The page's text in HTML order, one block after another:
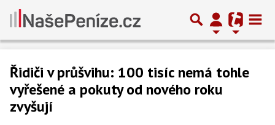
Řidiči v průšvihu: 100 tisíc nemá tohle
vyřešené a pokuty od nového roku
zvyšují